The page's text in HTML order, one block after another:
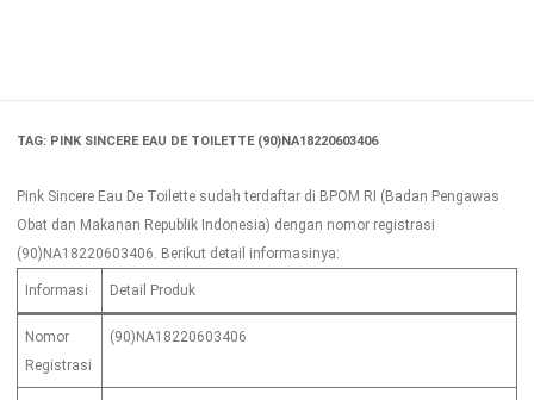
TAG: PINK SINCERE EAU DE TOILETTE (90)NA18220603406
Pink Sincere Eau De Toilette sudah terdaftar di BPOM RI (Badan Pengawas
Obat dan Makanan Republik Indonesia) dengan nomor registrasi
(90)NA18220603406. Berikut detail informasinya:
Informasi Detail Produk
Nomor
Registrasi
(90)NA18220603406